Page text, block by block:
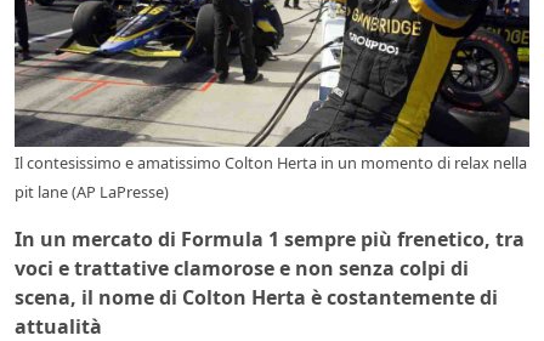
Il contesissimo e amatissimo Colton Herta in un momento di relax nella
pit lane (AP LaPresse)
In un mercato di Formula 1 sempre più frenetico, tra
voci e trattative clamorose e non senza colpi di
scena, il nome di Colton Herta è costantemente di
attualità